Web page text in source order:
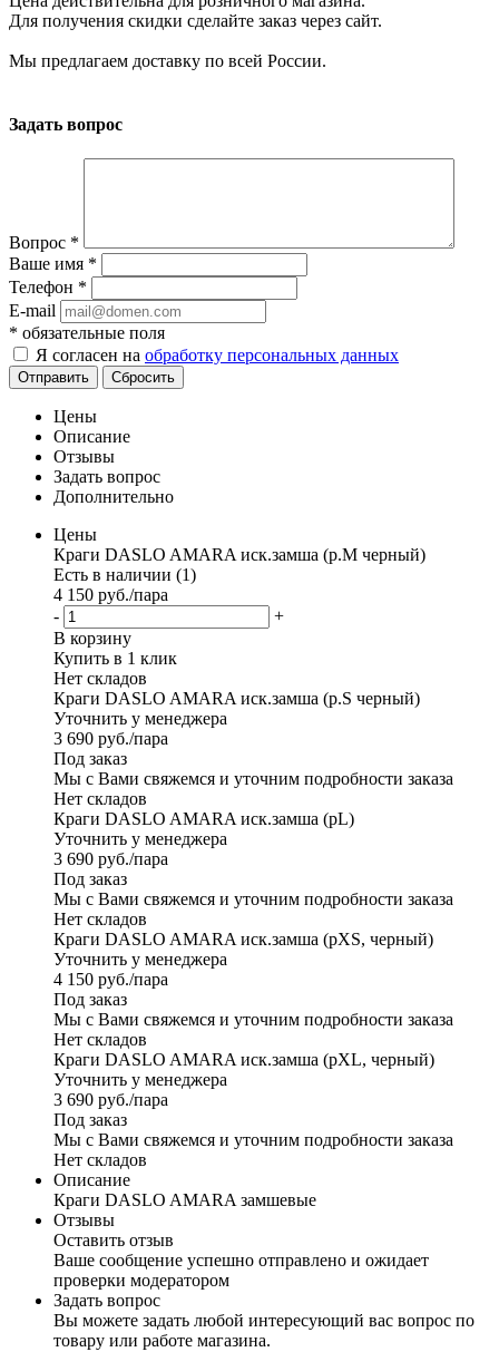
Для получения скидки сделайте заказ через сайт.
Мы предлагаем доставку по всей России.
Задать вопрос
Вопрос *
Ваше имя *
Телефон *
E-mail
* обязательные поля
Я согласен на обработку персональных данных
Отправить Сбросить
Цены
Описание
Отзывы
Задать вопрос
Дополнительно
Цены
Краги DASLO AMARA иск.замша (р.M черный)
Есть в наличии (1)
4 150 руб./пара
-
+
В корзину
Купить в 1 клик
Нет складов
Краги DASLO AMARA иск.замша (р.S черный)
Уточнить у менеджера
3 690 руб./пара
Под заказ
Мы с Вами свяжемся и уточним подробности заказа
Нет складов
Краги DASLO AMARA иск.замша (рL)
Уточнить у менеджера
3 690 руб./пара
Под заказ
Мы с Вами свяжемся и уточним подробности заказа
Нет складов
Краги DASLO AMARA иск.замша (рXS, черный)
Уточнить у менеджера
4 150 руб./пара
Под заказ
Мы с Вами свяжемся и уточним подробности заказа
Нет складов
Краги DASLO AMARA иск.замша (рХL, черный)
Уточнить у менеджера
3 690 руб./пара
Под заказ
Мы с Вами свяжемся и уточним подробности заказа
Нет складов
Описание
Краги DASLO AMARA замшевые
Отзывы
Оставить отзыв
Ваше сообщение успешно отправлено и ожидает
проверки модератором
Задать вопрос
Вы можете задать любой интересующий вас вопрос по
товару или работе магазина.